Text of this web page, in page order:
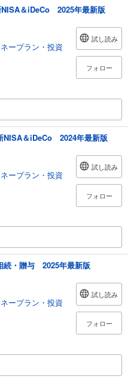
NISA＆iDeCo 2025年最新版
ープラン・投資
試し読み
フォロー
NISA＆iDeCo 2024年最新版
ープラン・投資
試し読み
フォロー
続・贈与 2025年最新版
ープラン・投資
試し読み
フォロー